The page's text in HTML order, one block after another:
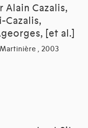
Alain Cazalis,
Cazalis,
[et al.]
, 2003